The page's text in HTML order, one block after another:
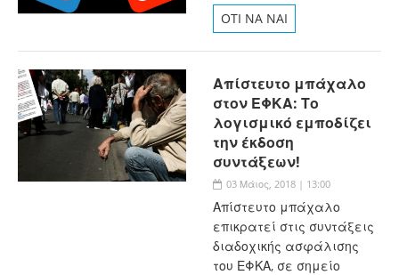
OTI NA NAI
Απίστευτο μπάχαλο
στον ΕΦΚΑ: Το
λογισμικό εμποδίζει
την έκδοση
συντάξεων!
03 Μάιος, 2018 | 13:00
Απίστευτο μπάχαλο
επικρατεί στις συντάξεις
διαδοχικής ασφάλισης
του ΕΦΚΑ, σε σημείο